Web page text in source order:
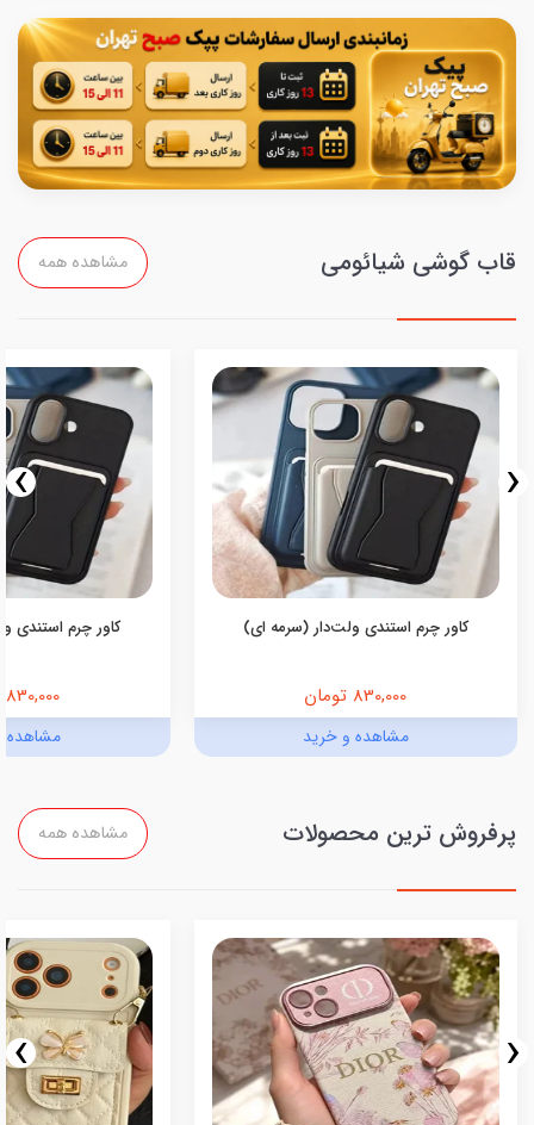
قاب گوشی شیائومی مشاهده همه
کاور چرم استندی ولت‌دار (سرمه ای)
830,000 تومان
مشاهده و خرید
کاور چرم استندی
830,000 تومان
مشاهده
‹
›
پرفروش ترین محصولات مشاهده همه
‹
›